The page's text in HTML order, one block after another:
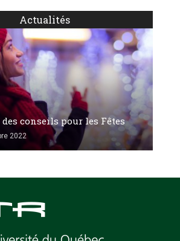
Actualités
conseils pour les Fêtes
2022